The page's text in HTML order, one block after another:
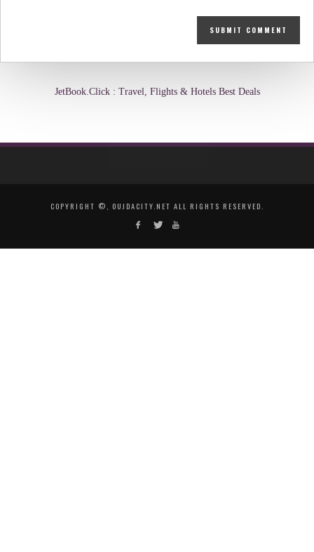
JetBook.Click : Travel, Flights & Hotels Best Deals
COPYRIGHT ©, OUJDACITY.NET ALL RIGHTS RESERVED.